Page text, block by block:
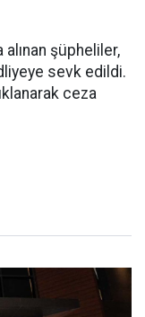
şüpheliler,
sevk edildi.
ceza